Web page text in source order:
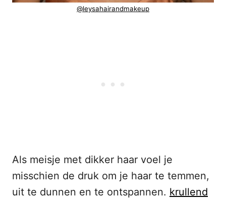
@leysahairandmakeup
Als meisje met dikker haar voel je
misschien de druk om je haar te temmen,
uit te dunnen en te ontspannen. krullend